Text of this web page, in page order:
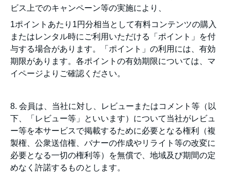
ビス上でのキャンペーン等の実施により、
1ポイントあたり1円分相当として有料コンテンツの購入
またはレンタル時にご利用いただける「ポイント」を付
与する場合があります。「ポイント」の利用には、有効
期限があります。各ポイントの有効期限については、マ
イページよりご確認ください。
8. 会員は、当社に対し、レビューまたはコメント等（以
下、「レビュー等」といいます）について当社がレビュ
ー等を本サービスで掲載するために必要となる権利（複
製権、公衆送信権、バナーの作成やリライト等の改変に
必要となる一切の権利等）を無償で、地域及び期間の定
めなく許諾するものとします。